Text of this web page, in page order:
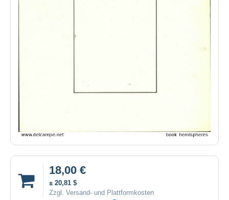
18,00 €
± 20,81 $
Zzgl. Versand- und Plattformkosten